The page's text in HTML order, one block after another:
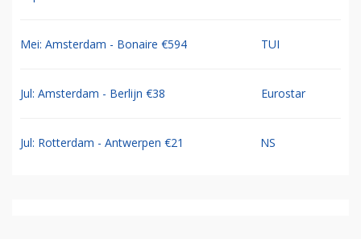
Mei: Amsterdam - Bonaire €594 TUI
Jul: Amsterdam - Berlijn €38 Eurostar
Jul: Rotterdam - Antwerpen €21 NS